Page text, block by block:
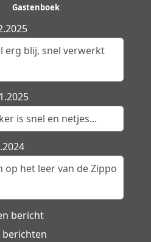
Gastenboek
erg blij, snel verwerkt
is snel en netjes...
op het leer van de Zippo
bericht
berichten